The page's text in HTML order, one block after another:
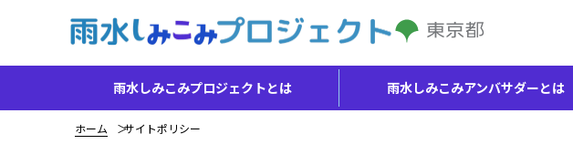
雨水しみこみプロジェクトとは 雨水しみこみアンバサダーとは
ホーム サイトポリシー